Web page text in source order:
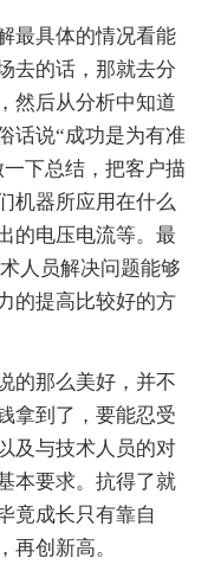
具体的情况看能
去的话，那就去分
然后从分析中知道
话说“成功是为有准
下总结，把客户描
机器所应用在什么
的电压电流等。最
人员解决问题能够
的提高比较好的方
那么美好，并不
拿到了，要能忍受
及与技术人员的对
本要求。抗得了就
竟成长只有靠自
再创新高。